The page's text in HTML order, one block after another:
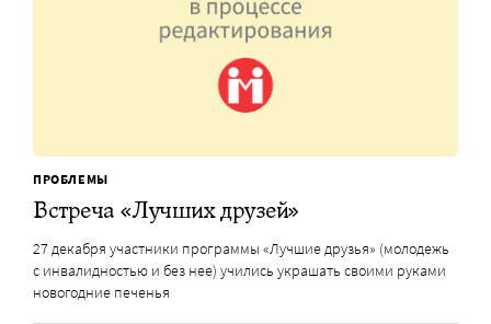
ПРОБЛЕМЫ
Встреча «Лучших друзей»
27 декабря участники программы «Лучшие друзья» (молодежь
с инвалидностью и без нее) учились украшать своими руками
новогодние печенья